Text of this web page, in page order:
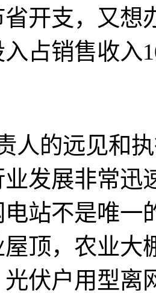
开支，又想
占销售收入
的远见和执
发展非常迅
站不是唯一
顶，农业大
伏户用型离